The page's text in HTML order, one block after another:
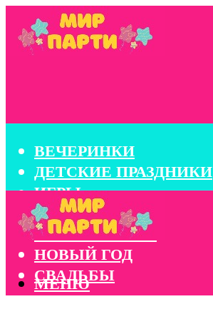
ВЕЧЕРИНКИ
ДЕТСКИЕ ПРАЗДНИКИ
ИГРЫ
КОНКУРСЫ
КОРПОРАТИВЫ
НОВЫЙ ГОД
СВАДЬБЫ
МЕНЮ